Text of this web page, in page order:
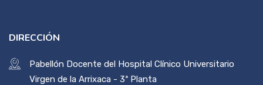
DIRECCIÓN
Pabellón Docente del Hospital Clínico Universitario
Virgen de la Arrixaca - 3ª Planta